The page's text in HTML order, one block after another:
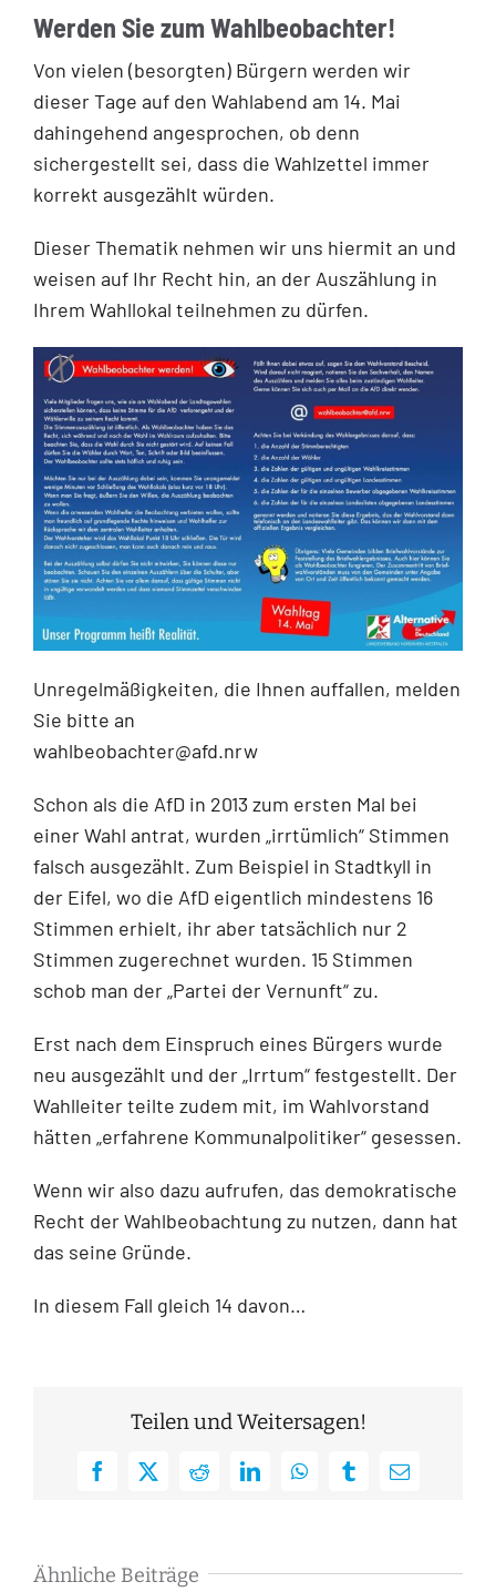
Werden Sie zum Wahlbeobachter!
Von vielen (besorgten) Bürgern werden wir
dieser Tage auf den Wahlabend am 14. Mai
dahingehend angesprochen, ob denn
sichergestellt sei, dass die Wahlzettel immer
korrekt ausgezählt würden.
Dieser Thematik nehmen wir uns hiermit an und
weisen auf Ihr Recht hin, an der Auszählung in
Ihrem Wahllokal teilnehmen zu dürfen.
Unregelmäßigkeiten, die Ihnen auffallen, melden
Sie bitte an
wahlbeobachter@afd.nrw
Schon als die AfD in 2013 zum ersten Mal bei
einer Wahl antrat, wurden „irrtümlich“ Stimmen
falsch ausgezählt. Zum Beispiel in Stadtkyll in
der Eifel, wo die AfD eigentlich mindestens 16
Stimmen erhielt, ihr aber tatsächlich nur 2
Stimmen zugerechnet wurden. 15 Stimmen
schob man der „Partei der Vernunft“ zu.
Erst nach dem Einspruch eines Bürgers wurde
neu ausgezählt und der „Irrtum“ festgestellt. Der
Wahlleiter teilte zudem mit, im Wahlvorstand
hätten „erfahrene Kommunalpolitiker“ gesessen.
Wenn wir also dazu aufrufen, das demokratische
Recht der Wahlbeobachtung zu nutzen, dann hat
das seine Gründe.
In diesem Fall gleich 14 davon…
Teilen und Weitersagen!
Facebook
X RedditLinkedInWhatsAppTumblrE-
Ähnliche Beiträge